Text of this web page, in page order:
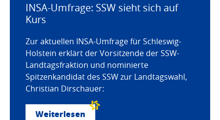
INSA-Umfrage: SSW sieht sich auf
Kurs
Zur aktuellen INSA-Umfrage für Schleswig-
Holstein erklärt der Vorsitzende der SSW-
Landtagsfraktion und nominierte
Spitzenkandidat des SSW zur Landtagswahl,
Christian Dirschauer:
Weiterlesen